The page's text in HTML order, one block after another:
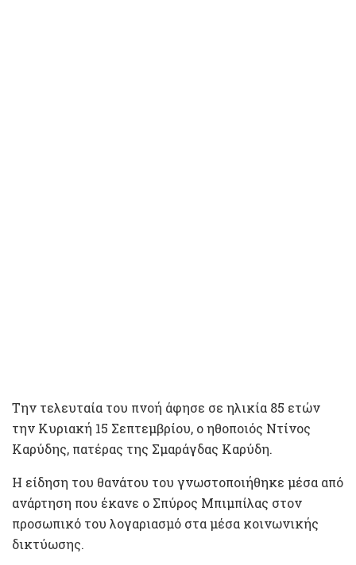
Την τελευταία του πνοή άφησε σε ηλικία 85 ετών
την Κυριακή 15 Σεπτεμβρίου, ο ηθοποιός Ντίνος
Καρύδης, πατέρας της Σμαράγδας Καρύδη.
Η είδηση του θανάτου του γνωστοποιήθηκε μέσα από
ανάρτηση που έκανε ο Σπύρος Μπιμπίλας στον
προσωπικό του λογαριασμό στα μέσα κοινωνικής
δικτύωσης.